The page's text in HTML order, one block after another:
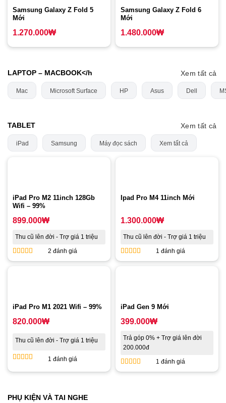
Samsung Galaxy Z Fold 5
Mới
1.270.000₩
Samsung Galaxy Z Fold 6
Mới
1.480.000₩
LAPTOP – MACBOOK</h Xem tất cả
Mac Microsoft Surface HP Asus Dell
TABLET Xem tất cả
iPad Samsung Máy đọc sách Xem tất cả
iPad Pro M2 11inch 128Gb
Wifi – 99%
5out of 5
899.000₩
Thu cũ lên đời - Trợ giá 1 triệu
2 đánh giá
Ipad Pro M4 11inch Mới
5out of 5
1.300.000₩
Thu cũ lên đời - Trợ giá 1 triệu
1 đánh giá
iPad Pro M1 2021 Wifi – 99%
820.000₩
Thu cũ lên đời - Trợ giá 1 triệu
1 đánh giá
iPad Gen 9 Mới
4out of 5
399.000₩
Trả góp 0% + Trợ giá lên đời
200.000đ
1 đánh giá
PHỤ KIỆN VÀ TAI NGHE